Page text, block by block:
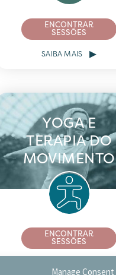
Manage Consent
ENCONTRAR
SESSÕES
SAIBA MAIS ▸
YOGA E
TERAPIA DO
MOVIMENTO
ENCONTRAR
SESSÕES